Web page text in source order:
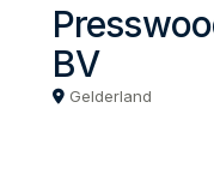
BV
Gelderland